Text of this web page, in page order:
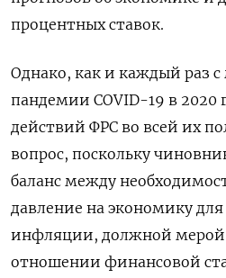
процентных ставок.
Однако, как и каждый раз
пандемии COVID-19 в 2020
действий ФРС во всей их
вопрос, поскольку
баланс между
давление на экономику
инфляции, должной мерой
отношении финансовой